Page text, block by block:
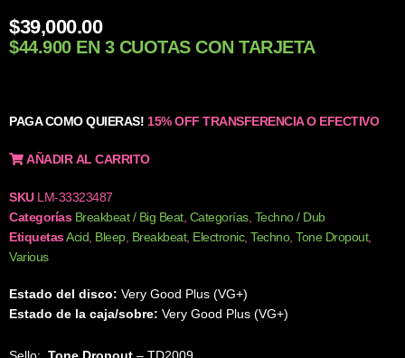
$39,000.00
$44.900 EN 3 CUOTAS CON TARJETA
PAGA COMO QUIERAS! 15% OFF TRANSFERENCIA O EFECTIVO
AÑADIR AL CARRITO
SKU LM-33323487
Categorías Breakbeat / Big Beat, Categorías, Techno / Dub
EtiquetasAcid, Bleep, Breakbeat, Electronic, Techno, Tone Dropout,
Various
Estado del disco: Very Good Plus (VG+)
Estado de la caja/sobre: Very Good Plus (VG+)